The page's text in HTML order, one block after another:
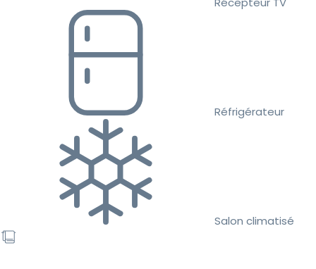
Réfrigérateur
Salon climatisé